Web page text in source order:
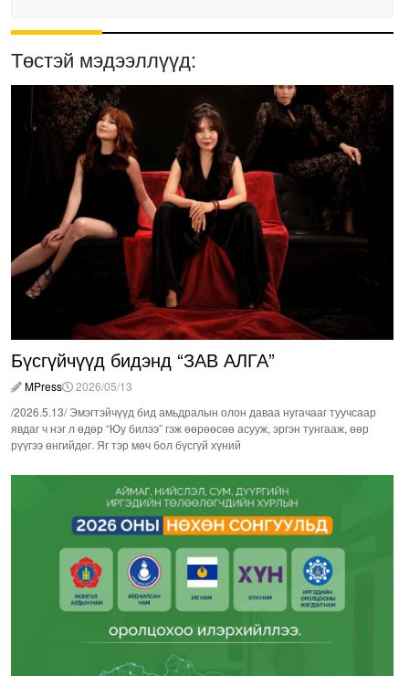
Төстэй мэдээллүүд:
Бүсгүйчүүд бидэнд “ЗАВ АЛГА”
MPress
2026/05/13
/2026.5.13/ Эмэгтэйчүүд бид амьдралын олон даваа нугачааг туучсаар
явдаг ч нэг л өдөр “Юу билээ” гэж өөрөөсөө асууж, эргэн тунгааж, өөр
рүүгээ өнгийдөг. Яг тэр мөч бол бүсгүй хүний